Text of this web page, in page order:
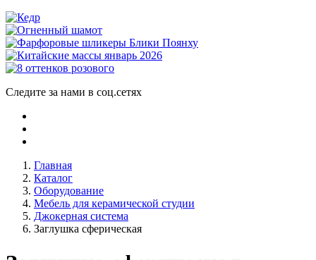
Следите за нами в соц.сетях
Главная
Каталог
Оборудование
Мебель для керамической студии
Джокерная система
Заглушка сферическая